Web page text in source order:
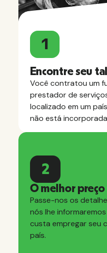
1
Encontre seu
Você contratou um
prestador de
localizado em um
não está
2
O melhor
Passe-nos os
nós lhe
custa empregar seu
país.